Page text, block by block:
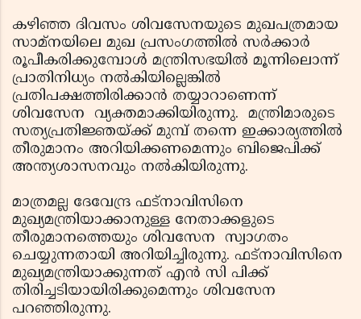
കഴിഞ്ഞ ദിവസം ശിവസേനയുടെ മുഖപത്രമായ
സാമ്‌നയിലെ മുഖ പ്രസംഗത്തില്‍ സര്‍ക്കാര്‍
രൂപീകരിക്കുമ്പോള്‍ മന്ത്രിസഭയില്‍ മൂന്നിലൊന്ന്
പ്രാതിനിധ്യം നല്‍കിയില്ലെങ്കില്‍
പ്രതിപക്ഷത്തിരിക്കാന്‍ തയ്യാറാണെന്ന്
ശിവസേന വ്യക്തമാക്കിയിരുന്നു. മന്ത്രിമാരുടെ
സത്യപ്രതിജ്ഞയ്ക്ക് മുമ്പ് തന്നെ ഇക്കാര്യത്തില്‍
തീരുമാനം അറിയിക്കണമെന്നും ബിജെപിക്ക്
അന്ത്യശാസനവും നല്‍കിയിരുന്നു.
മാത്രമല്ല ദേവേന്ദ്ര ഫട്‌നാവിസിനെ
മുഖ്യമന്ത്രിയാക്കാനുള്ള നേതാക്കളുടെ
തീരുമാനത്തെയും ശിവസേന സ്വാഗതം
ചെയ്യുന്നതായി അറിയിച്ചിരുന്നു. ഫട്‌നാവിസിനെ
മുഖ്യമന്ത്രിയാക്കുന്നത് എന്‍ സി പിക്ക്
തിരിച്ചടിയായിരിക്കുമെന്നും ശിവസേന
പറഞ്ഞിരുന്നു.